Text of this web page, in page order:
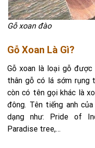
Gỗ xoan đào
Gỗ Xoan Là Gì?
Gỗ xoan là loại gỗ
thân gỗ có lá sớm rụng
còn có tên gọi khác là
đông. Tên tiếng anh
dạng như: Pride of
Paradise tree,…